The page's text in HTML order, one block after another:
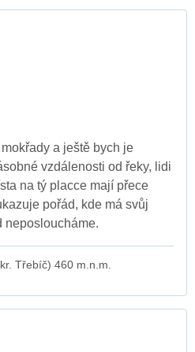
a ještě bych je
vzdálenosti od řeky, lidi
na tý placce mají přece
pořád, kde má svůj
neposloucháme.
Třebíč) 460 m.n.m.